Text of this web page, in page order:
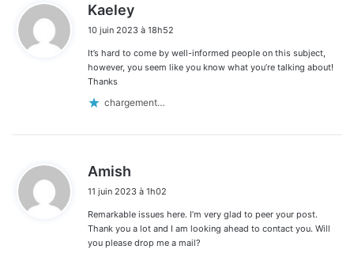
Kaeley
t
:
10 juin 2023 à 18h52
It’s hard to come by well-informed people on this subject,
however, you seem like you know what you’re talking about!
Thanks
chargement…
Amish
t
11 juin 2023 à 1h02
Remarkable issues here. I’m very glad to peer your post.
Thank you a lot and I am looking ahead to contact you. Will
you please drop me a mail?